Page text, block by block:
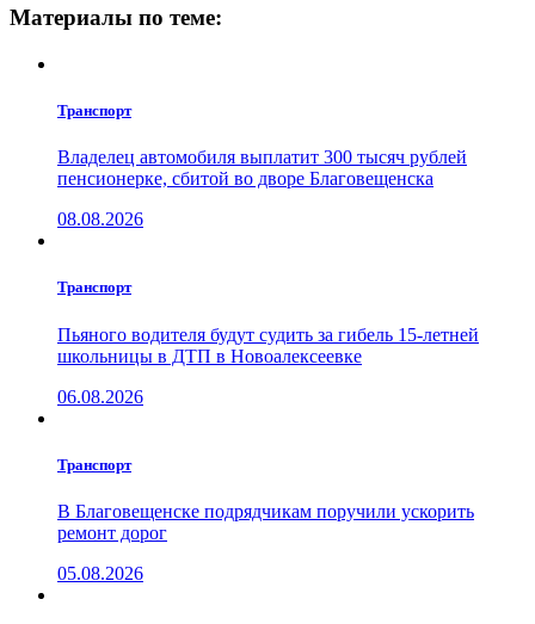
Материалы по теме:
Транспорт
Владелец автомобиля выплатит 300 тысяч рублей
пенсионерке, сбитой во дворе Благовещенска
08.08.2026
Транспорт
Пьяного водителя будут судить за гибель 15-летней
школьницы в ДТП в Новоалексеевке
06.08.2026
Транспорт
В Благовещенске подрядчикам поручили ускорить
ремонт дорог
05.08.2026